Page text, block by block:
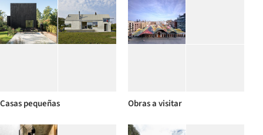
Casas pequeñas Obras a visitar